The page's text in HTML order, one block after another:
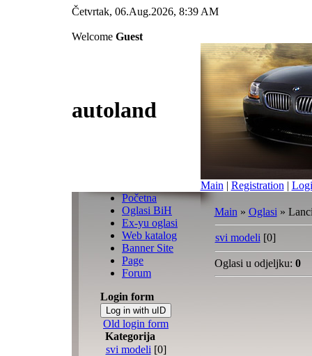
Četvrtak, 06.Aug.2026, 8:39 AM
Welcome Guest
autoland
Main | Registration |
Početna
Oglasi BiH
Ex-yu oglasi
Web katalog
Banner Site
Page
Forum
Login form
Log in with uID
Old login form
Kategorija
svi modeli [0]
Main » Oglasi »
svi modeli [0]
Oglasi u odjeljku: 0